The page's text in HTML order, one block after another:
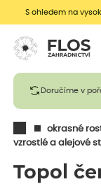
S ohledem na
Doručíme v
okrasné
vzrostlé a alejové
Topol